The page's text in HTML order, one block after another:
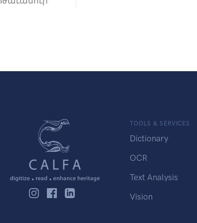
TOOLS & SERVICES
Dictionary
OCR
Text Analysis
Vision